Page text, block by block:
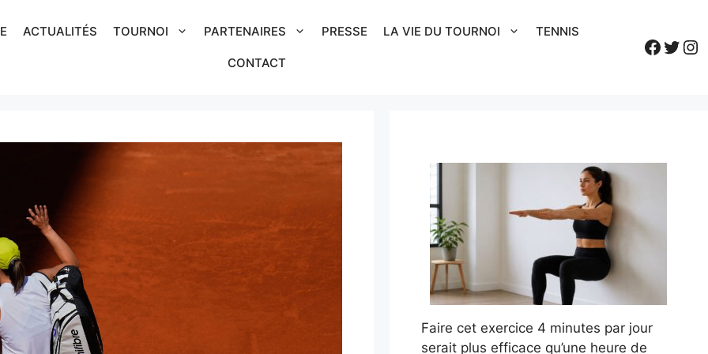
ACTUALITÉS TOURNOI PARTENAIRES PRESSE LA VIE DU TOURNOI TENNIS
CONTACT
Faire cet exercice 4 minutes par jour
serait plus efficace qu’une heure de